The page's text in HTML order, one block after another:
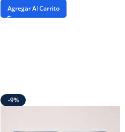
Agregar Al Carrito
-9%